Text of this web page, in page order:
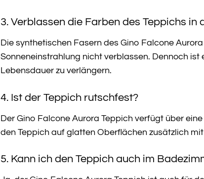
3. Verblassen die Farben des Teppichs in
Die synthetischen Fasern des Gino Falcone
Sonneneinstrahlung nicht verblassen. Dennoch
Lebensdauer zu verlängern.
4. Ist der Teppich rutschfest?
Der Gino Falcone Aurora Teppich verfügt über
den Teppich auf glatten Oberflächen zusätzlich
5. Kann ich den Teppich auch im